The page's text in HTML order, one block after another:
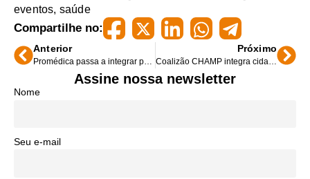
eventos, saúde
Compartilhe no:
Anterior
Promédica passa a integrar portfólio da Qualicorp
Próximo
Coalizão CHAMP integra cidades à governança climática
Assine nossa newsletter
Nome
Seu e-mail